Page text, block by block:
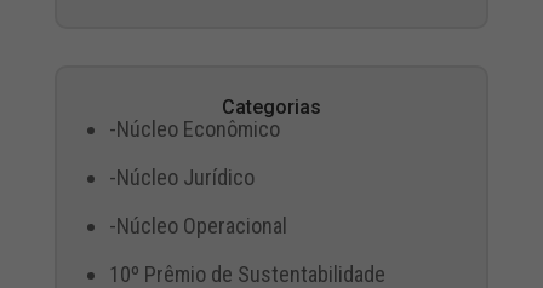
Categorias
-Núcleo Econômico
-Núcleo Jurídico
-Núcleo Operacional
10º Prêmio de Sustentabilidade